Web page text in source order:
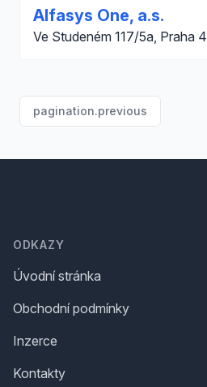
Alfasys One, a.s.
Ve Studeném 117/5a, Praha 4
pagination.previous
ODKAZY
Úvodní stránka
Obchodní podmínky
Inzerce
Kontakty